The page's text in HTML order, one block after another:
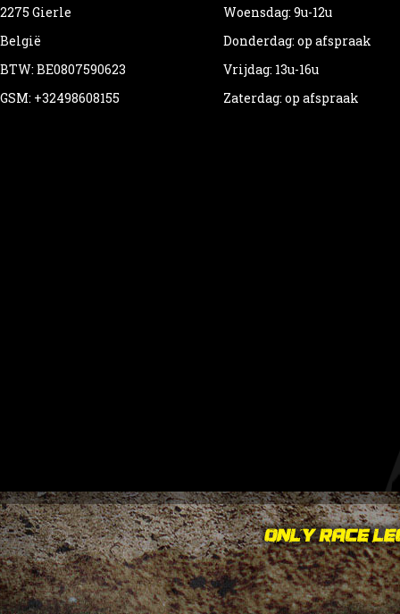
2275 Gierle
België
BTW: BE0807590623
GSM: +32498608155
Woensdag: 9u-12u
Donderdag: op afspraak
Vrijdag: 13u-16u
Zaterdag: op afspraak